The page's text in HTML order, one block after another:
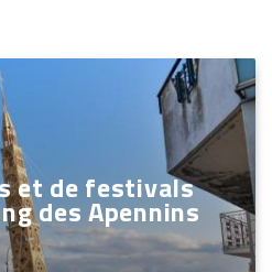
et de festivals
des Apennins